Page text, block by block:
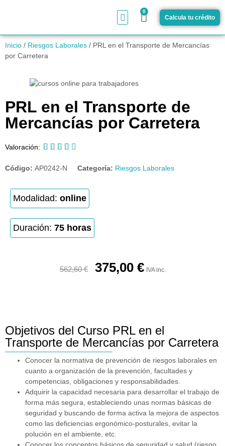
0
Calcula tu crédito
Inicio / Riesgos Laborales / PRL en el Transporte de Mercancías
por Carretera
PRL en el Transporte de
Mercancías por Carretera
Valoración:     
Código: AP0242-N Categoría: Riesgos Laborales
Modalidad: online
Duración: 75 horas
562,60€ 375,00 € IVA inc.
Objetivos del Curso PRL en el
Transporte de Mercancías por Carretera
Conocer la normativa de prevención de riesgos laborales en
cuanto a organización de la prevención, facultades y
competencias, obligaciones y responsabilidades.
Adquirir la capacidad necesaria para desarrollar el trabajo de
forma más segura, estableciendo unas normas básicas de
seguridad y buscando de forma activa la mejora de aspectos
como las deficiencias ergonómico-posturales, evitar la
polución en el ambiente, etc.